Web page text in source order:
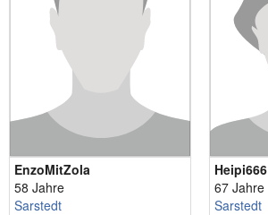
EnzoMitZola
58 Jahre
Sarstedt
Heipi666
67 Jahre
Sarstedt